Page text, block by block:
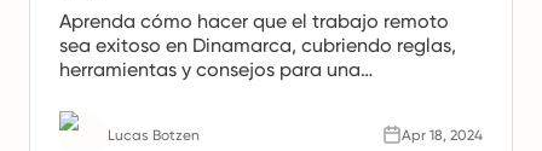
Aprenda cómo hacer que el trabajo remoto
sea exitoso en Dinamarca, cubriendo reglas,
herramientas y consejos para una
productiva.
Lucas Botzen Apr 18, 2024